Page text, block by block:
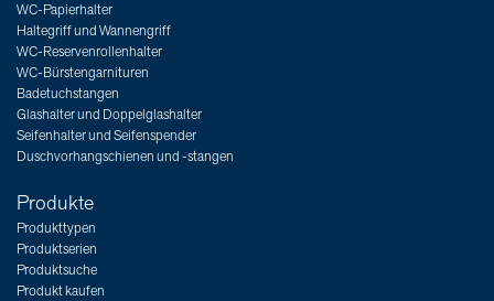
WC-Papierhalter
Haltegriff und Wannengriff
WC-Reservenrollenhalter
WC-Bürstengarnituren
Badetuchstangen
Glashalter und Doppelglashalter
Seifenhalter und Seifenspender
Duschvorhangschienen und -stangen
Produkte
Produkttypen
Produktserien
Produktsuche
Produkt kaufen